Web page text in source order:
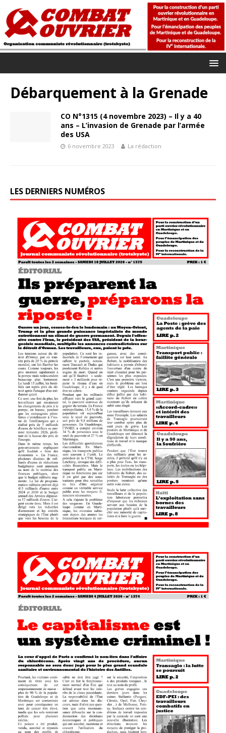
Débarquement à la Grenade
CO N°1315 (4 novembre 2023) – Il y a 40
ans – L’invasion de Grenade par l’armée
des USA
6 novembre 2023 La rédaction
LES DERNIERS NUMÉROS